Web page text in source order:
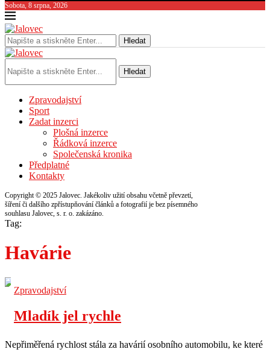
Sobota, 8 srpna, 2026
Hledat
Hledat
Zpravodajství
Sport
Zadat inzerci
Plošná inzerce
Řádková inzerce
Společenská kronika
Předplatné
Kontakty
Copyright © 2025 Jalovec. Jakékoliv užití obsahu včetně převzetí,
šíření či dalšího zpřístupňování článků a fotografií je bez písemného
souhlasu Jalovec, s. r. o. zakázáno.
Tag:
Havárie
Zpravodajství
Mladík jel rychle
Nepřiměřená rychlost stála za havárií osobního automobilu, ke které